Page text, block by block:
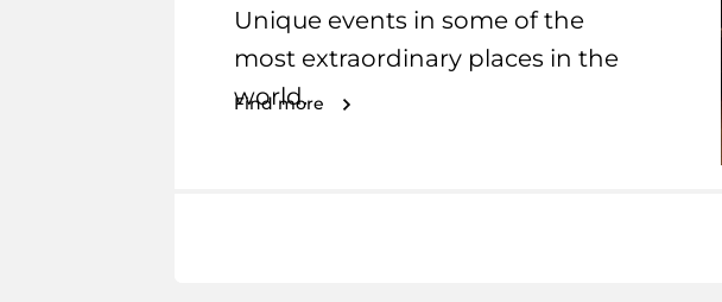
Unique events in some of the
most extraordinary places in the
world.
Find more